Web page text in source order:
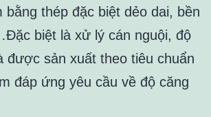
thép đặc biệt dẻo dai, bền
biệt là xử lý cán nguội, độ
được sản xuất theo tiêu chuẩn
đáp ứng yêu cầu về độ căng